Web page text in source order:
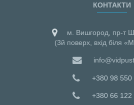
КОНТАКТИ
м. Вишгород, пр-т
(3й поверх, вхід біля
+380 98 550
+380 66 122